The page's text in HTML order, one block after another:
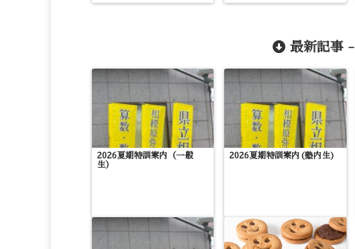
最新記事 -
2026夏期特訓案内（一般
生）
2026夏期特訓案内(塾内生)